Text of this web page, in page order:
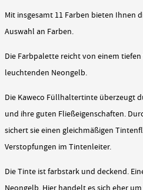
Mit insgesamt 11 Farben bieten Ihnen
Auswahl an Farben.
Die Farbpalette reicht von einem tiefen
leuchtenden Neongelb.
Die Kaweco Füllhaltertinte überzeugt
und ihre guten Fließeigenschaften.
sichert sie einen gleichmäßigen
Verstopfungen im Tintenleiter.
Die Tinte ist farbstark und deckend.